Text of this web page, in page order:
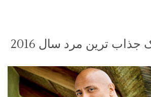
ترین مرد سال 2016